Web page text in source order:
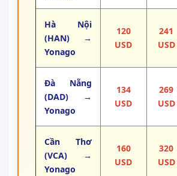
Hà Nội
(HAN) →
Yonago
120
USD
241
USD
Đà Nẵng
(DAD) →
Yonago
134
USD
269
USD
Cần Thơ
(VCA) →
Yonago
160
USD
320
USD